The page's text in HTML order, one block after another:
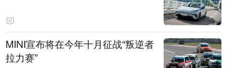
MINI宣布将在今年十月征战“叛逆者
拉力赛”